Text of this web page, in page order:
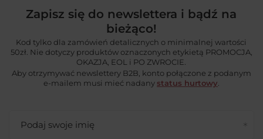
Zapisz się do newslettera i bądź na
bieżąco!
Kod tylko dla zamówień detalicznych o minimalnej wartości
50zł. Nie dotyczy produktów oznaczonych etykietą PROMOCJA,
OKAZJA, EOL i PO ZWROCIE.
Aby otrzymywać newslettery B2B, konto połączone z podanym
e-mailem musi mieć nadany status hurtowy
Podaj swoje imię